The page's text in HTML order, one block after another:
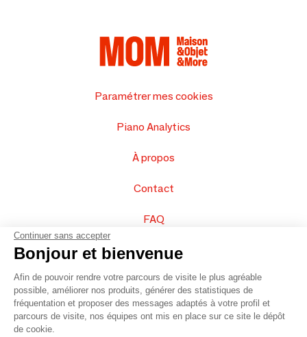
Paramétrer mes cookies
Piano Analytics
À propos
Contact
FAQ
Vendez vos produits
Plan du site
Continuer sans accepter
Bonjour et bienvenue
Afin de pouvoir rendre votre parcours de visite le plus agréable
possible, améliorer nos produits, générer des statistiques de
fréquentation et proposer des messages adaptés à votre profil et
parcours de visite, nos équipes ont mis en place sur ce site le dépôt
de cookie.